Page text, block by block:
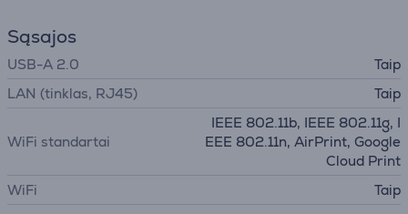
Sąsajos
USB-A 2.0
Taip
LAN (tinklas, RJ45)
Taip
WiFi standartai
IEEE 802.11b, IEEE 802.11g, I
EEE 802.11n, AirPrint, Google
Cloud Print
WiFi
Taip